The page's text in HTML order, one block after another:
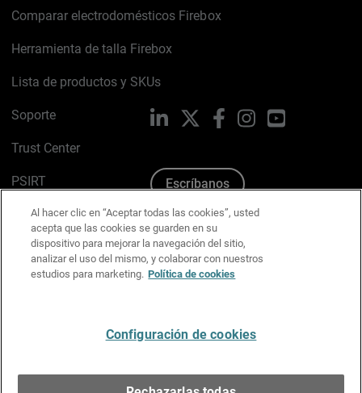
Comparar electrodomésticos Firebox
Herramienta de talla Firebox
Lista de productos y SKUs
Soporte
Trust Center
PSIRT
Política de cookies
Política de privacidad
Kit de medios y marca
LinkedIn FacebookInstagramYouTube
Escríbanos
Al hacer clic en “Aceptar todas las cookies”, usted
acepta que las cookies se guarden en su
dispositivo para mejorar la navegación del sitio,
analizar el uso del mismo, y colaborar con nuestros
estudios para marketing. Política de cookies
Configuración de cookies